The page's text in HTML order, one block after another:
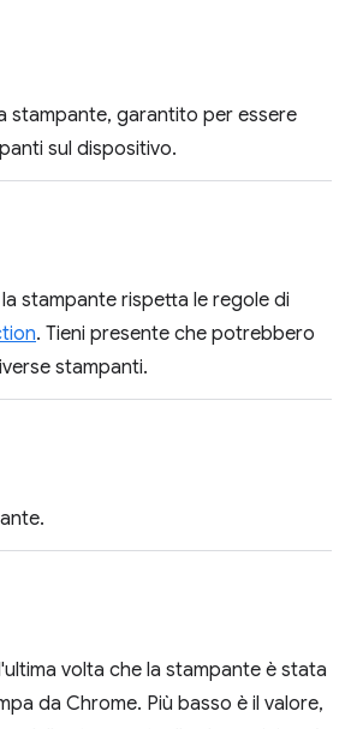
stampante, garantito per essere
sul dispositivo.
stampante rispetta le regole di
. Tieni presente che potrebbero
stampanti.
volta che la stampante è stata
da Chrome. Più basso è il valore,